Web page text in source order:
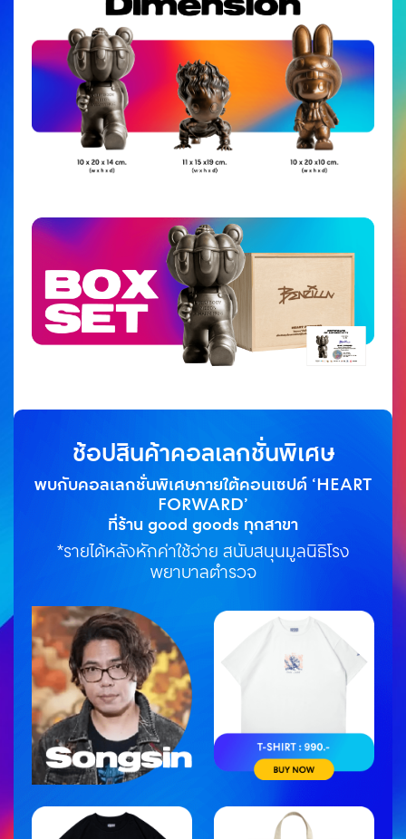
ช้อปสินค้าคอลเลกชั่นพิเศษ
พบกับคอลเลกชั่นพิเศษภายใต้คอนเซปต์ ‘HEART
FORWARD’
ที่ร้าน good goods ทุกสาขา
*รายได้หลังหักค่าใช้จ่าย สนับสนุนมูลนิธิโรง
พยาบาลตำรวจ